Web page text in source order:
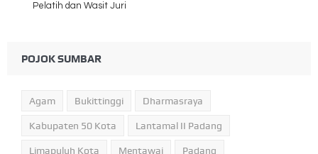
Pelatih dan Wasit Juri
POJOK SUMBAR
Agam Bukittinggi Dharmasraya
Kabupaten 50 Kota Lantamal II Padang
Limapuluh Kota Mentawai Padang